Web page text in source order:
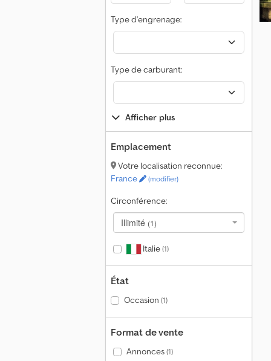
Type d'engrenage:
Type de carburant:
Afficher plus
Emplacement
Votre localisation reconnue:
France
(modifier)
Circonférence:
Illimité (1)
Italie(1)
État
Occasion (1)
Format de vente
Annonces(1)